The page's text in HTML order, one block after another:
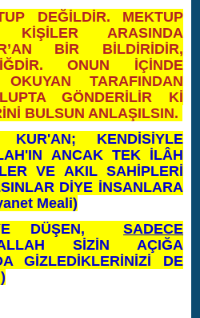
DEĞİLDİR. MEKTUP
KİŞİLER ARASINDA
BİR BİLDİRİDİR,
ONUN İÇİNDE
TARAFINDAN
GÖNDERİLİR Kİ
BULSUN ANLAŞILSIN.
KUR'AN; KENDİSİYLE
ANCAK TEK İLÂH
VE AKIL SAHİPLERİ
DİYE İNSANLARA
Meali)
DÜŞEN,SADECE
SİZİN AÇIĞA
GİZLEDİKLERİNİZİ DE